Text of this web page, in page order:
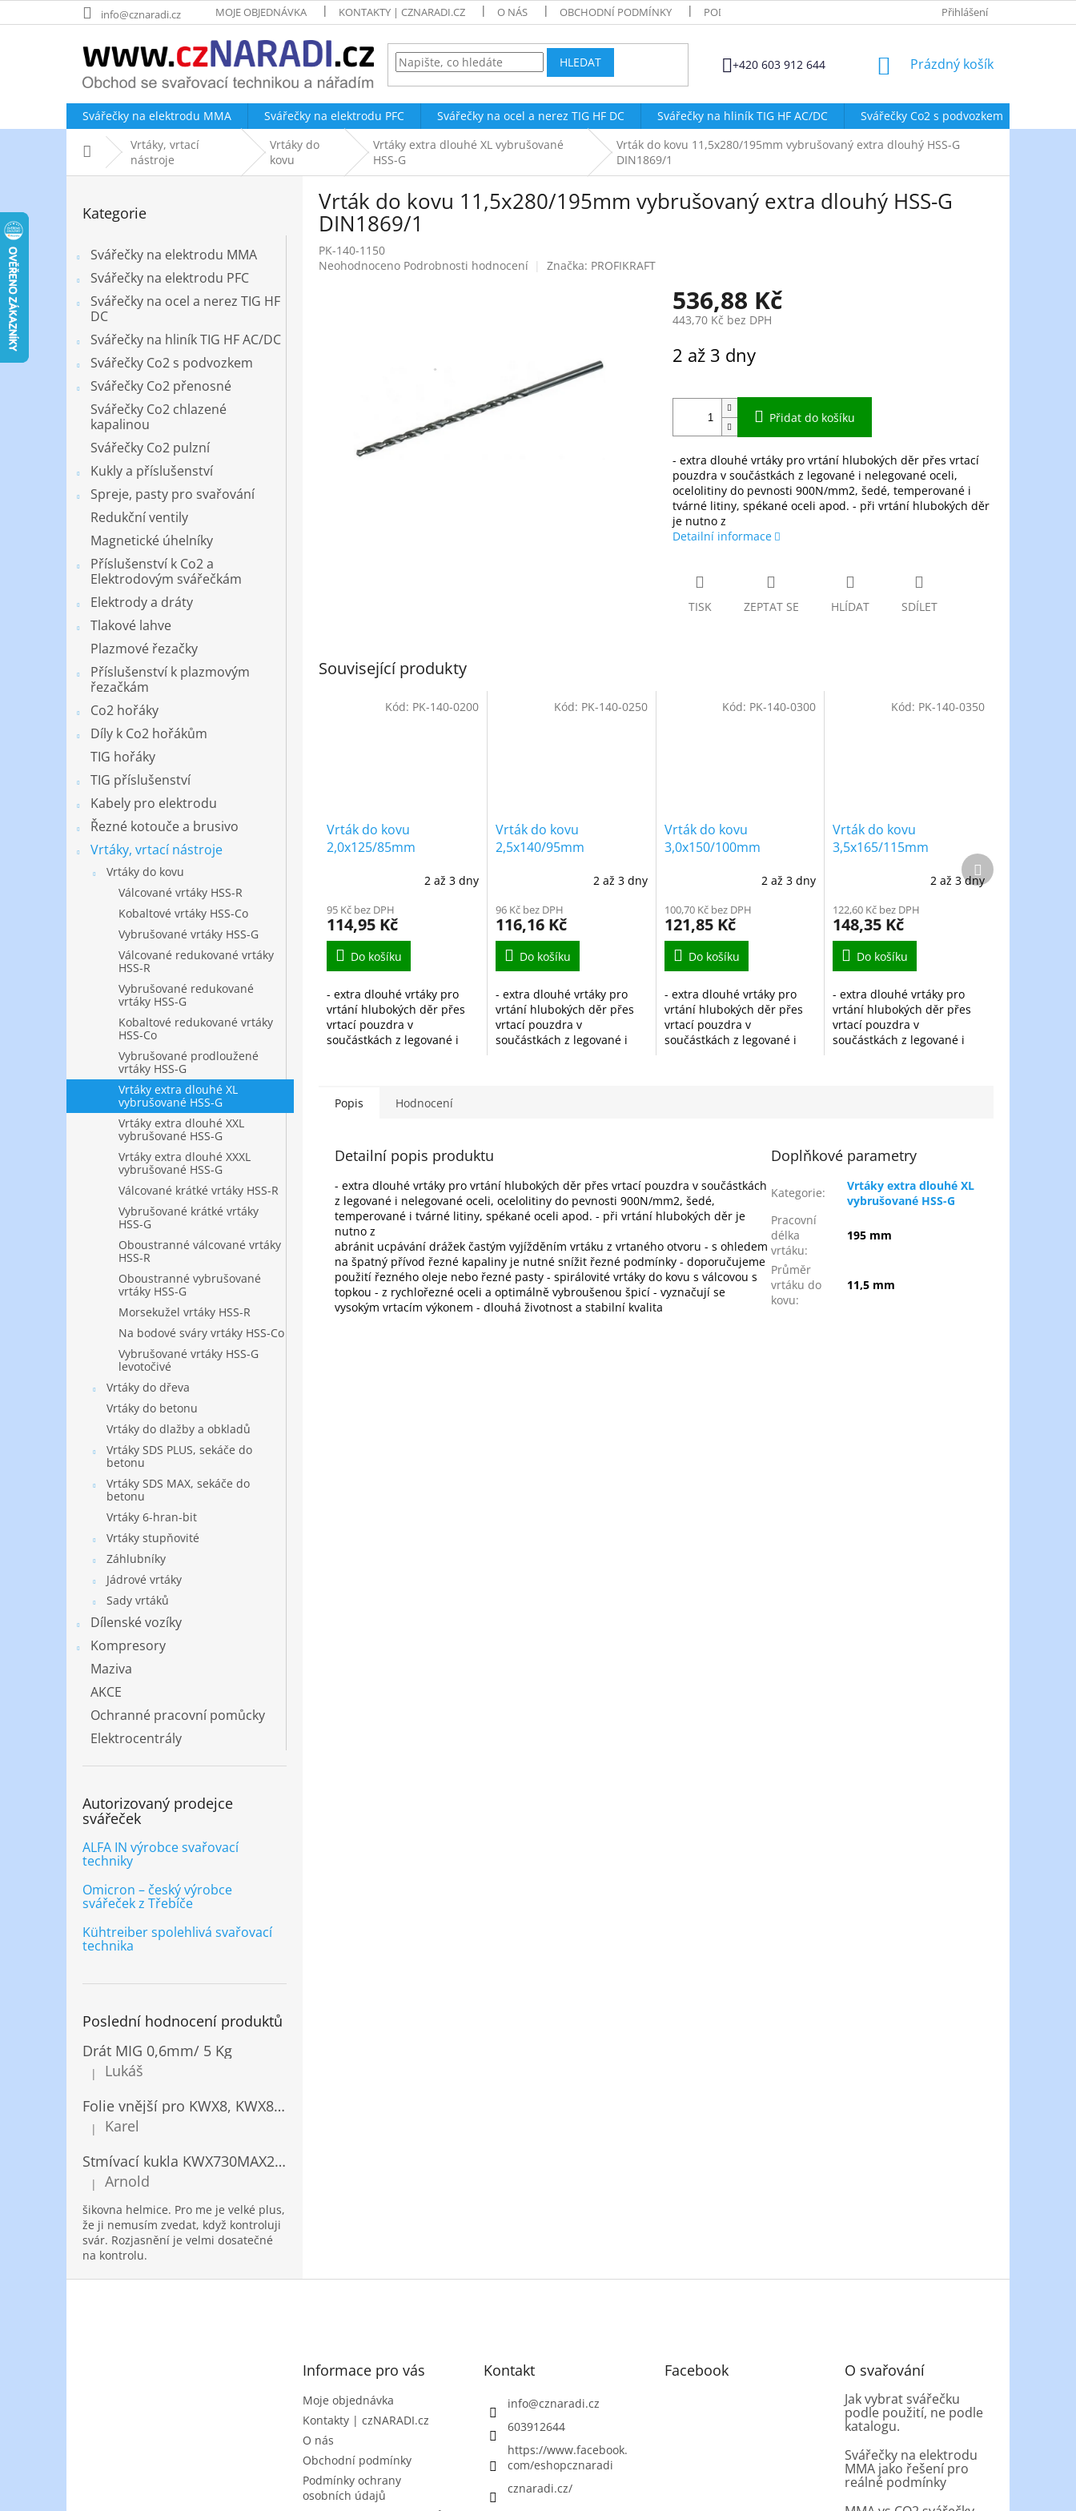
na
info@cznaradi.cz MOJE OBJEDNÁVKA KONTAKTY | CZNARADI.CZ O NÁS OBCHODNÍ PODMÍNKY PODMÍNKY OCHRANY OSOBNÍCH ÚDAJŮ ZÁSADY POUŽÍVÁNÍ
Přihlášení
HLEDAT +420 603 912 644
NÁKUPNÍ
Prázdný košík
Svářečky na elektrodu MMA Svářečky na elektrodu PFC Svářečky na ocel a nerez TIG HF DC Svářečky na hliník TIG HF AC/DC Svářečky Co2 s podvozkem
Domů Vrtáky, vrtací
nástroje
Vrtáky do
kovu
Vrtáky extra dlouhé XL vybrušované
HSS-G
Vrták do kovu 11,5x280/195mm vybrušovaný extra dlouhý HSS-G
DIN1869/1
kategorie
Kategorie
Svářečky na elektrodu MMA
Svářečky na elektrodu PFC
Svářečky na ocel a nerez TIG HF
DC
Svářečky na hliník TIG HF AC/DC
Svářečky Co2 s podvozkem
Svářečky Co2 přenosné
Svářečky Co2 chlazené
kapalinou
Svářečky Co2 pulzní
Kukly a příslušenství
Spreje, pasty pro svařování
Redukční ventily
Magnetické úhelníky
Příslušenství k Co2 a
Elektrodovým svářečkám
Elektrody a dráty
Tlakové lahve
Plazmové řezačky
Příslušenství k plazmovým
řezačkám
Co2 hořáky
Díly k Co2 hořákům
TIG hořáky
TIG příslušenství
Kabely pro elektrodu
Řezné kotouče a brusivo
Vrtáky, vrtací nástroje
Vrtáky do kovu
Válcované vrtáky HSS-R
Kobaltové vrtáky HSS-Co
Vybrušované vrtáky HSS-G
Válcované redukované vrtáky
HSS-R
Vybrušované redukované
vrtáky HSS-G
Kobaltové redukované vrtáky
HSS-Co
Vybrušované prodloužené
vrtáky HSS-G
Vrtáky extra dlouhé XL
vybrušované HSS-G
Vrtáky extra dlouhé XXL
vybrušované HSS-G
Vrtáky extra dlouhé XXXL
vybrušované HSS-G
Válcované krátké vrtáky HSS-R
Vybrušované krátké vrtáky
HSS-G
Oboustranné válcované vrtáky
HSS-R
Oboustranné vybrušované
vrtáky HSS-G
Morsekužel vrtáky HSS-R
Na bodové sváry vrtáky HSS-Co
Vybrušované vrtáky HSS-G
levotočivé
Vrtáky do dřeva
Vrtáky do betonu
Vrtáky do dlažby a obkladů
Vrtáky SDS PLUS, sekáče do
betonu
Vrtáky SDS MAX, sekáče do
betonu
Vrtáky 6-hran-bit
Vrtáky stupňovité
Záhlubníky
Jádrové vrtáky
Sady vrtáků
Dílenské vozíky
Kompresory
Maziva
AKCE
Ochranné pracovní pomůcky
Elektrocentrály
Autorizovaný prodejce
svářeček
ALFA IN výrobce svařovací
techniky
Omicron – český výrobce
svářeček z Třebíče
Kühtreiber spolehlivá svařovací
technika
Poslední hodnocení produktů
Drát MIG 0,6mm/ 5 Kg
Hodnocení produktu je 5 z 5 hvězdiček.
|
Lukáš
Folie vnější pro KWX8, KWX820/ 10ks
Hodnocení produktu je 5 z 5 hvězdiček.
|
Karel
Stmívací kukla KWX730MAX2,5!® + NANOClean
Hodnocení produktu je 5 z 5 hvězdiček.
| Arnold
šikovna helmice. Pro me je velké plus,
že ji nemusím zvedat, když kontroluji
svár. Rozjasnění je velmi dosatečné
na kontrolu.
Vrták do kovu 11,5x280/195mm vybrušovaný extra dlouhý HSS-G
DIN1869/1
PK-140-1150
Průměrné
Neohodnoceno Podrobnosti hodnocení Značka: PROFIKRAFT
536,88 Kč
443,70 Kč bez DPH
cena:
2 až 3 dny
Přidat do košíku
- extra dlouhé vrtáky pro vrtání hlubokých děr přes vrtací
pouzdra v součástkách z legované i nelegované oceli,
ocelolitiny do pevnosti 900N/mm2, šedé, temperované i
tvárné litiny, spékané oceli apod. - při vrtání hlubokých děr
je nutno z
Detailní informace
TISK ZEPTAT SE HLÍDAT SDÍLET
Související produkty
Vrták do kovu
2,0x125/85mm
dlouhý HSS-G DIN1869/1
2 až 3 dny
95 Kč bez DPH
114,95 Kč
Do košíku
- extra dlouhé vrtáky pro
vrtání hlubokých děr přes
vrtací pouzdra v
součástkách z legované i
tvárné...
Kód: PK-140-0200
Vrták do kovu
2,5x140/95mm
dlouhý HSS-G DIN1869/1
2 až 3 dny
96 Kč bez DPH
116,16 Kč
Do košíku
- extra dlouhé vrtáky pro
vrtání hlubokých děr přes
vrtací pouzdra v
součástkách z legované i
Kód: PK-140-0250
Vrták do kovu
3,0x150/100mm
dlouhý HSS-G DIN1869/1
2 až 3 dny
100,70 Kč bez DPH
121,85 Kč
Do košíku
- extra dlouhé vrtáky pro
vrtání hlubokých děr přes
vrtací pouzdra v
součástkách z legované i
Kód: PK-140-0300
Vrták do kovu
3,5x165/115mm
dlouhý HSS-G DIN1869/1
2 až 3 dny
122,60 Kč bez DPH
148,35 Kč
Do košíku
- extra dlouhé vrtáky pro
vrtání hlubokých děr přes
vrtací pouzdra v
součástkách z legované i
Kód: PK-140-0350
Další
produkt
Popis Hodnocení
Detailní popis produktu
- extra dlouhé vrtáky pro vrtání hlubokých děr přes vrtací pouzdra v součástkách
z legované i nelegované oceli, ocelolitiny do pevnosti 900N/mm2, šedé,
temperované i tvárné litiny, spékané oceli apod. - při vrtání hlubokých děr je
nutno z
abránit ucpávání drážek častým vyjížděním vrtáku z vrtaného otvoru - s ohledem
na špatný přívod řezné kapaliny je nutné snížit řezné podmínky - doporučujeme
použití řezného oleje nebo řezné pasty - spirálovité vrtáky do kovu s válcovou s
topkou - z rychlořezné oceli a optimálně vybroušenou špicí - vyznačují se
vysokým vrtacím výkonem - dlouhá životnost a stabilní kvalita
Doplňkové parametry
Kategorie:
Vrtáky extra dlouhé XL
vybrušované HSS-G
Pracovní
délka
vrtáku:
195 mm
Průměr
vrtáku do
kovu:
11,5 mm
Informace pro vás
Moje objednávka
Kontakty | czNARADI.cz
O nás
Obchodní podmínky
Podmínky ochrany
osobních údajů
Kontakt
info@cznaradi.cz
603912644
https://www.facebook.
com/eshopcznaradi
cznaradi.cz/
Facebook O svařování
Jak vybrat svářečku
podle použití, ne podle
katalogu.
Svářečky na elektrodu
MMA jako řešení pro
reálné podmínky